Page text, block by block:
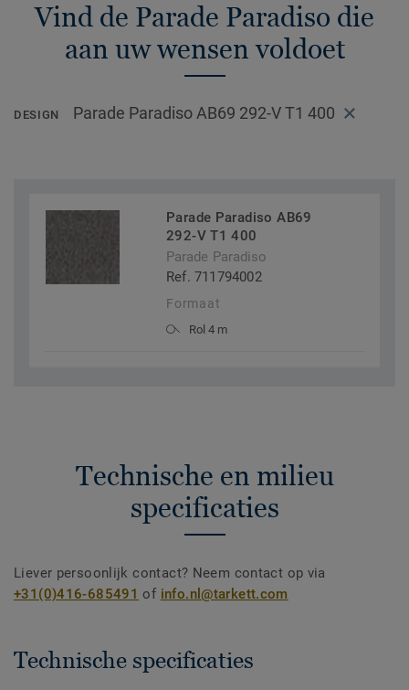
Vind de Parade Paradiso die
aan uw wensen voldoet
DESIGN Parade Paradiso AB69 292-V T1 400
Parade Paradiso AB69
292-V T1 400
Parade Paradiso
Ref. 711794002
Formaat
Rol 4 m
Technische en milieu
specificaties
Liever persoonlijk contact? Neem contact op via
+31(0)416-685491 of info.nl@tarkett.com
Technische specificaties